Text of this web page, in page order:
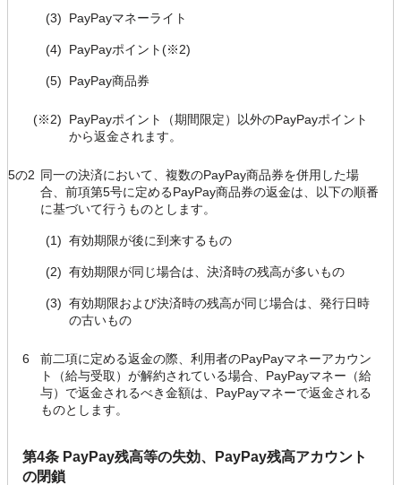
(3) PayPayマネーライト
(4) PayPayポイント(※2)
(5) PayPay商品券
(※2)
PayPayポイント（期間限定）以外のPayPayポイント
から返金されます。
5の2 同一の決済において、複数のPayPay商品券を併用した場
合、前項第5号に定めるPayPay商品券の返金は、以下の順番
に基づいて行うものとします。
(1) 有効期限が後に到来するもの
(2) 有効期限が同じ場合は、決済時の残高が多いもの
(3) 有効期限および決済時の残高が同じ場合は、発行日時
の古いもの
6
前二項に定める返金の際、利用者のPayPayマネーアカウン
ト（給与受取）が解約されている場合、PayPayマネー（給
与）で返金されるべき金額は、PayPayマネーで返金される
ものとします。
第4条 PayPay残高等の失効、PayPay残高アカウント
の閉鎖